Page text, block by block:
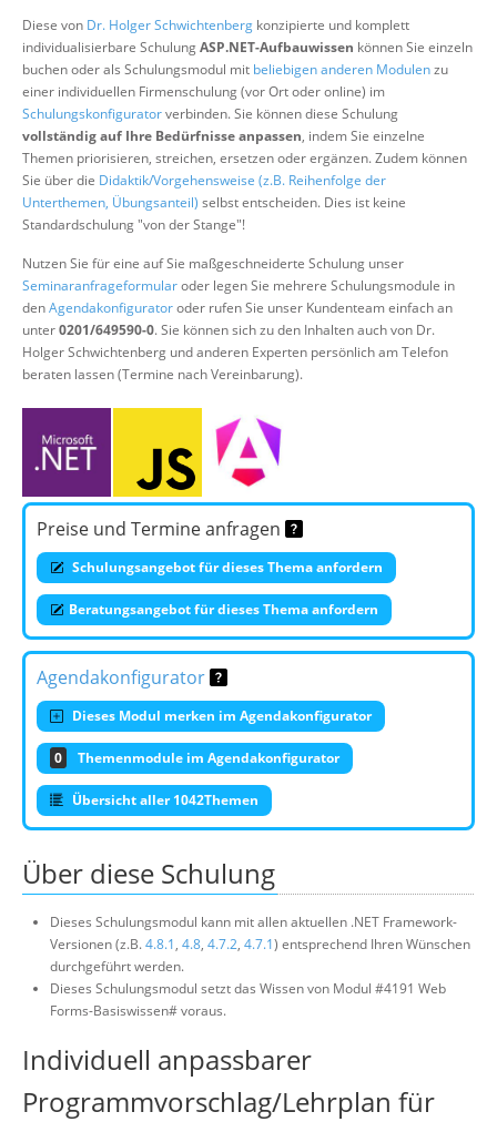
Suche
Diese von Dr. Holger Schwichtenberg konzipierte und komplett
individualisierbare SchulungASP.NET-Aufbauwissen können Sie einzeln
buchen oder als Schulungsmodul mit beliebigen anderen Modulenzu
einer individuellen Firmenschulung (vor Ort oder online) im
Schulungskonfiguratorverbinden. Sie können diese Schulung
vollständig auf Ihre Bedürfnisse anpassen, indem Sie einzelne
Themen priorisieren, streichen, ersetzen oder ergänzen. Zudem können
Sie über die Didaktik/Vorgehensweise (z.B. Reihenfolge der
Unterthemen, Übungsanteil) selbst entscheiden. Dies ist keine
Standardschulung "von der Stange"!
Nutzen Sie für eine auf Sie maßgeschneiderte Schulung unser
Seminaranfrageformularoder legen Sie mehrere Schulungsmodule in
denAgendakonfiguratoroder rufen Sie unser Kundenteam einfach an
unter0201/649590-0. Sie können sich zu den Inhalten auch von Dr.
Holger Schwichtenberg und anderen Experten persönlich am Telefon
beraten lassen (Termine nach Vereinbarung).
Preise und Termine anfragen
Schulungsangebot für dieses Thema anfordern
Beratungsangebot für dieses Thema anfordern
Agendakonfigurator
Dieses Modul merken im Agendakonfigurator
0 Themenmodule im Agendakonfigurator
Übersicht aller 1042Themen
Über diese Schulung
Dieses Schulungsmodul kann mit allen aktuellen .NET Framework-
Versionen (z.B.4.8.1, 4.8, 4.7.2, 4.7.1) entsprechend Ihren Wünschen
durchgeführt werden.
Dieses Schulungsmodul setzt das Wissen von Modul #4191 Web
Forms-Basiswissen# voraus.
Individuell anpassbarer
Programmvorschlag/Lehrplan für